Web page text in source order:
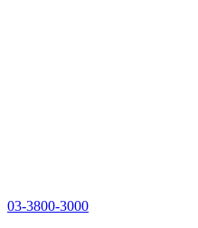
03-3800-3000